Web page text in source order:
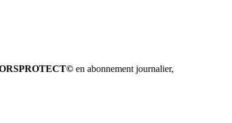
en abonnement journalier,